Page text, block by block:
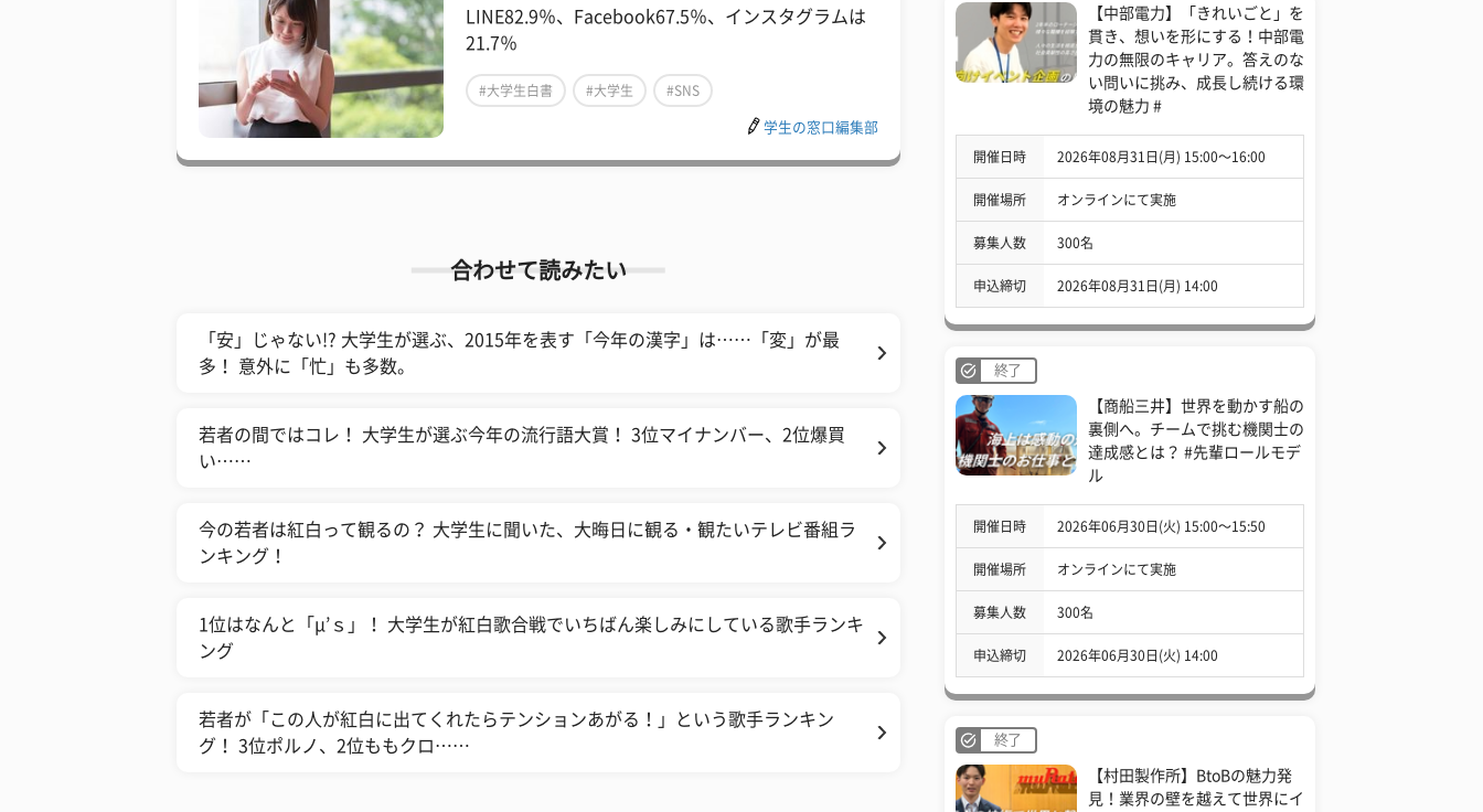
LINE82.9％、Facebook67.5％、インスタグラムは
21.7％
#大学生白書 #大学生 #SNS
学生の窓口編集部
合わせて読みたい
「安」じゃない!? 大学生が選ぶ、2015年を表す「今年の漢字」は……「変」が最
多！ 意外に「忙」も多数。
若者の間ではコレ！ 大学生が選ぶ今年の流行語大賞！ 3位マイナンバー、2位爆買
い……
今の若者は紅白って観るの？ 大学生に聞いた、大晦日に観る・観たいテレビ番組ラ
ンキング！
1位はなんと「μ’ｓ」！ 大学生が紅白歌合戦でいちばん楽しみにしている歌手ランキ
ング
若者が「この人が紅白に出てくれたらテンションあがる！」という歌手ランキン
グ！ 3位ポルノ、2位ももクロ……
【中部電力】「きれいごと」を
貫き、想いを形にする！中部電
力の無限のキャリア。答えのな
い問いに挑み、成長し続ける環
境の魅力 #
開催日時 2026年08月31日(月) 15:00〜16:00
開催場所 オンラインにて実施
募集人数 300名
申込締切 2026年08月31日(月) 14:00
終了
【商船三井】世界を動かす船の
裏側へ。チームで挑む機関士の
達成感とは？ #先輩ロールモデ
ル
開催日時 2026年06月30日(火) 15:00〜15:50
開催場所 オンラインにて実施
募集人数 300名
申込締切 2026年06月30日(火) 14:00
終了
【村田製作所】BtoBの魅力発
見！業界の壁を越えて世界にイ